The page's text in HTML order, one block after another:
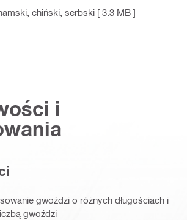
chiński, serbski [ 3.3 MB ]
i
gwoździ o różnych długościach i
gwoździ